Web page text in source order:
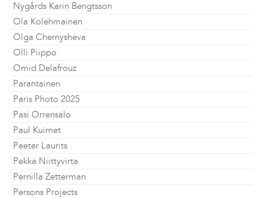
Nygårds Karin Bengtsson
Ola Kolehmainen
Olga Chernysheva
Olli Piippo
Omid Delafrouz
Parantainen
Paris Photo 2025
Pasi Orrensalo
Paul Kuimet
Peeter Laurits
Pekka Niittyvirta
Pernilla Zetterman
Persons Projects